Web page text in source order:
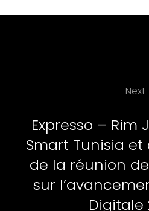
Next
Expresso – Rim
Smart Tunisia et
de la réunion
sur
Digitale